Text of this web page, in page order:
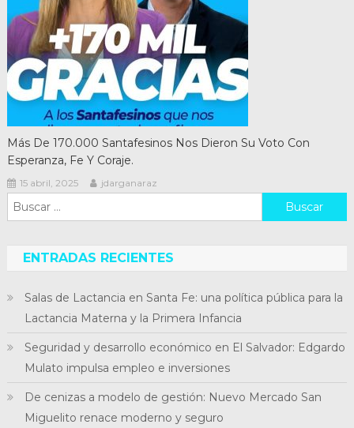
Más De 170.000 Santafesinos Nos Dieron Su Voto Con
Esperanza, Fe Y Coraje.
15 abril, 2025 jdarganaraz
Buscar:
ENTRADAS RECIENTES
Salas de Lactancia en Santa Fe: una política pública para la
Lactancia Materna y la Primera Infancia
Seguridad y desarrollo económico en El Salvador: Edgardo
Mulato impulsa empleo e inversiones
De cenizas a modelo de gestión: Nuevo Mercado San
Miguelito renace moderno y seguro